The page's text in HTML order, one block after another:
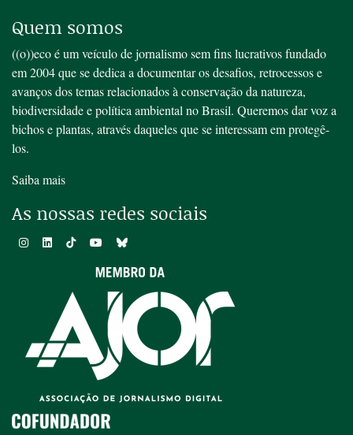
Quem somos
((o))eco é um veículo de jornalismo sem fins lucrativos fundado
em 2004 que se dedica a documentar os desafios, retrocessos e
avanços dos temas relacionados à conservação da natureza,
biodiversidade e política ambiental no Brasil. Queremos dar voz a
bichos e plantas, através daqueles que se interessam em protegê-
los.
Saiba mais
As nossas redes sociais